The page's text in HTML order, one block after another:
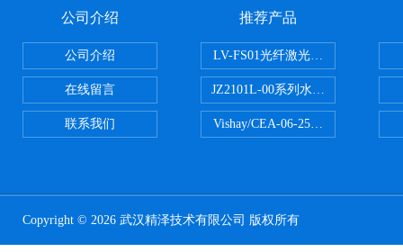
公司介绍
公司介绍
在线留言
联系我们
推荐产品
LV-FS01光纤激光测振仪
JZ2101L-00系列水下自由场-爆炸
Vishay/CEA-06-250US-350美国威
Copyright © 2026 武汉精泽技术有限公司 版权所有